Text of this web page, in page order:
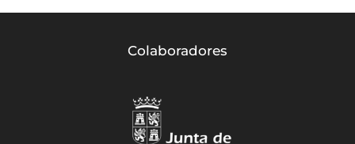
Colaboradores